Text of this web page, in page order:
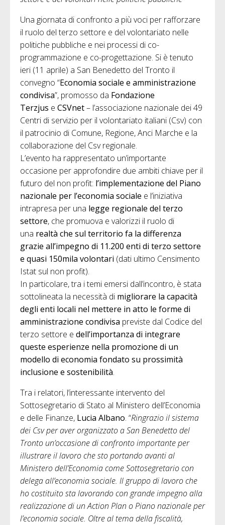
Una giornata di confronto a più voci per rafforzare
il ruolo del terzo settore e del volontariato nelle
politiche pubbliche e nei processi di co-
programmazione e co-progettazione. Si è tenuto
ieri (11 aprile) a San Benedetto del Tronto il
convegno “Economia sociale e amministrazione
condivisa”, promosso da Fondazione
Terzjus e CSVnet– l’associazione nazionale dei 49
Centri di servizio per il volontariato italiani (Csv) con
il patrocinio di Comune, Regione, Anci Marche e la
collaborazione del Csv regionale.
L’evento ha rappresentato un’importante
occasione per approfondire due ambiti chiave per il
futuro del non profit: l’implementazione del Piano
nazionale per l’economia sociale e l’iniziativa
intrapresa per una legge regionale del terzo
settore, che promuova e valorizzi il ruolo di
una realtà che sul territorio fa la differenza
grazie all’impegno di 11.200 enti di terzo settore
e quasi 150mila volontari (dati ultimo Censimento
Istat sul non profit).
In particolare, tra i temi emersi dall’incontro, è stata
sottolineata la necessità di migliorare la capacità
degli enti locali nel mettere in atto le forme di
amministrazione condivisa previste dal Codice del
terzo settore e dell’importanza di integrare
queste esperienze nella promozione di un
modello di economia fondato su prossimità
inclusione e sostenibilità.
Tra i relatori, l’interessante intervento del
Sottosegretario di Stato al Ministero dell’Economia
e delle Finanze, Lucia Albano. “Ringrazio il sistema
dei Csv per aver organizzato a San Benedetto del
Tronto un’occasione di confronto importante per
illustrare il lavoro che sto portando avanti al
Ministero dell’Economia come Sottosegretario con
delega all’economia sociale. Il gruppo di lavoro che
ho costituito sta lavorando con grande impegno alla
realizzazione di un Action Plan o Piano nazionale per
l’economia sociale. Oltre al tema della fiscalità,